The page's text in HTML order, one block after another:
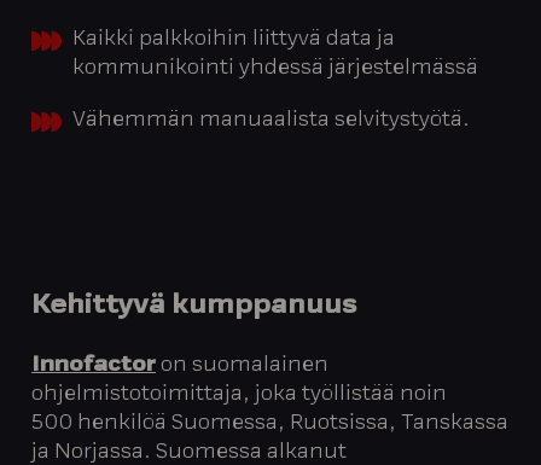
Kaikki palkkoihin liittyvä data ja
kommunikointi yhdessä järjestelmässä
Vähemmän manuaalista selvitystyötä.
Kehittyvä kumppanuus
Innofactor on suomalainen
ohjelmistotoimittaja, joka työllistää noin
500 henkilöä Suomessa, Ruotsissa, Tanskassa
ja Norjassa. Suomessa alkanut